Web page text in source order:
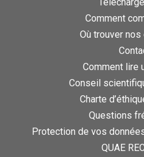
Comment
Où trouver nos
Comment lire
Conseil
Charte
Questions
Protection de vos
QUAE